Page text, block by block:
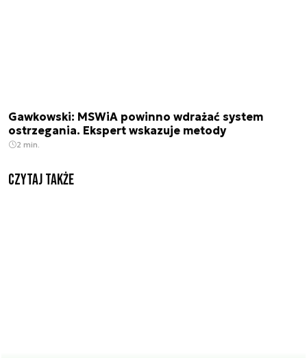
Gawkowski: MSWiA powinno wdrażać system
ostrzegania. Ekspert wskazuje metody
2 min.
Czytaj także